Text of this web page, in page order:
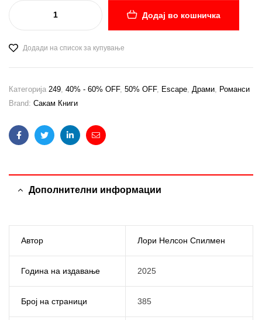
Додај во кошничка
Додади на список за купување
Категорија 249 40% - 60% OFF, 50% OFF, Escape Драми
Романси
Brand: Сакам Книги
FacebookTwitterLinkedinEmail
Дополнителни информации
Автор Лори Нелсон Спилмен
Година на издавање 2025
Број на страници 385